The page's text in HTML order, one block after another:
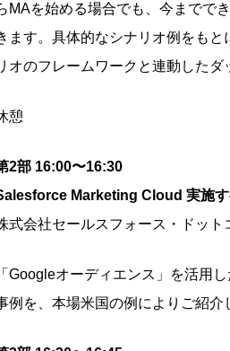
MAを始める場合でも、今までで
ます。具体的なシナリオ例をも
オのフレームワークと連動したダ
憩
2部 16:00〜16:30
Marketing Cloud 実施す
式会社セールスフォース・ドッ
Googleオーディエンス」を活用
例を、本場米国の例によりご紹介